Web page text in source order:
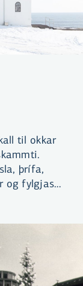
til okkar
þrífa,
og fylgjast
að finna
– Grýlu.